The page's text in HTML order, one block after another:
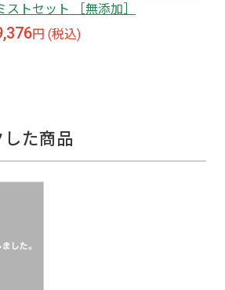
ストセット ［無添加］
円 (税込)
た商品